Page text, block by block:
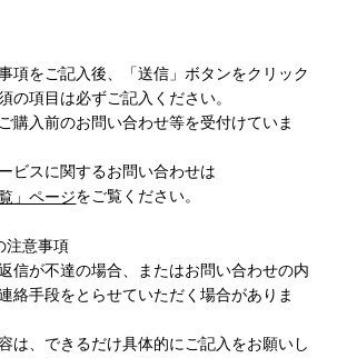
項をご記入後、「送信」ボタンをクリック
の項目は必ずご記入ください。
購入前のお問い合わせ等を受付けていま
ビスに関するお問い合わせは
」ページをご覧ください。
注意事項
信が不達の場合、またはお問い合わせの内
絡手段をとらせていただく場合がありま
は、できるだけ具体的にご記入をお願いし